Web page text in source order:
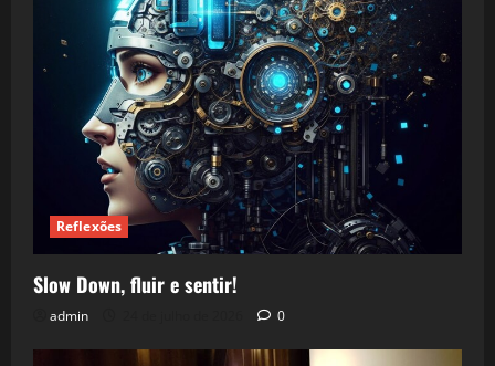
Reflexões
Slow Down, fluir e sentir!
admin 0